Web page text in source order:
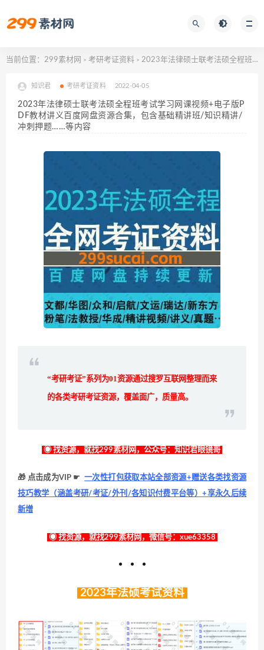
当前位置： 299素材网 > 考研考证资料 > 2023年法律硕士联考法硕全程班考试学习网课视频+电子版PDF教材讲义百度网盘资源合集，包含基础精讲班/知识精讲/冲刺押题……等内容
知识君 考研考证资料 2022-04-05
2023年法律硕士联考法硕全程班考试学习网课视频+电子版P
DF教材讲义百度网盘资源合集，包含基础精讲班/知识精讲/
冲刺押题……等内容
“考研考证”系列为01资源通过搜罗互联网整理而来
的各类考研考证资源，覆盖面广，质量高。
◉ 找资源，就找299素材网，公众号：知识君眼镜哥
🎁 点击成为VIP ☛ 一次性打包获取本站全部资源+赠送各类找资源
技巧教学（涵盖考研/考证/外刊/各知识付费平台等）+享永久后续
新增
◉ 找资源，就找299素材网，微信号：xue63358
2023年法硕考试资料